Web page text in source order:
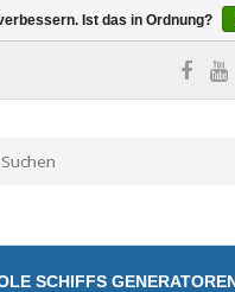
SCHIFFS
Ist das in Ordnung?